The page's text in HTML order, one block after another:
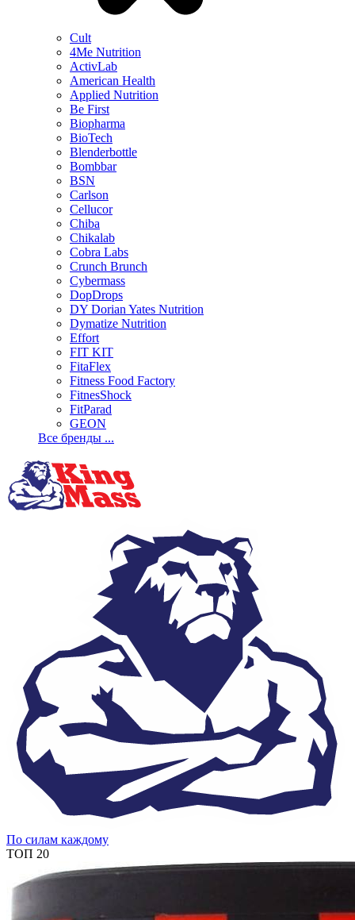
Cult
4Me Nutrition
ActivLab
American Health
Applied Nutrition
Be First
Biopharma
BioTech
Blenderbottle
Bombbar
BSN
Carlson
Cellucor
Chiba
Chikalab
Cobra Labs
Crunch Brunch
Cybermass
DopDrops
DY Dorian Yates Nutrition
Dymatize Nutrition
Effort
FIT KIT
FitaFlex
Fitness Food Factory
FitnesShock
FitParad
GEON
Все бренды ...
По силам каждому
ТОП 20